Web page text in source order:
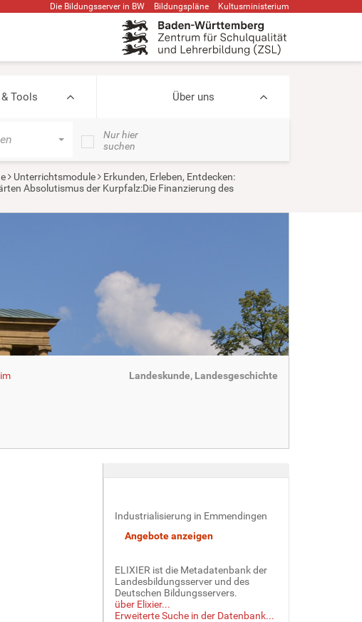
Die Bildungsserver in BW Bildungspläne Kultusministerium
Tools Über uns
Nur hier
suchen
Unterrichtsmodule
Erkunden, Erleben, Entdecken:
Absolutismus der Kurpfalz:Die Finanzierung des
Landeskunde, Landesgeschichte
Industrialisierung in Emmendingen
ELIXIER ist die Metadatenbank der
Landesbildungsserver und des
Deutschen Bildungsservers.
über Elixier...
Erweiterte Suche in der Datenbank...